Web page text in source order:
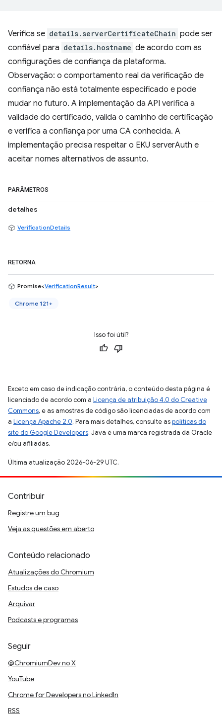
Verifica se details.serverCertificateChain pode ser
confiável para details.hostname de acordo com as
configurações de confiança da plataforma.
Observação: o comportamento real da verificação de
confiança não está totalmente especificado e pode
mudar no futuro. A implementação da API verifica a
validade do certificado, valida o caminho de certificação
e verifica a confiança por uma CA conhecida. A
implementação precisa respeitar o EKU serverAuth e
aceitar nomes alternativos de assunto.
PARÂMETROS
detalhes
VerificationDetails
RETORNA
Promise<VerificationResult>
Chrome 121+
Isso foi útil?
Exceto em caso de indicação contrária, o conteúdo desta página é
licenciado de acordo com a Licença de atribuição 4.0 do Creative
Commons, e as amostras de código são licenciadas de acordo com
a Licença Apache 2.0. Para mais detalhes, consulte aspolíticas do
site do Google Developers. Java é uma marca registrada da Oracle
e/ou afiliadas.
Última atualização 2026-06-29 UTC.
Contribuir
Registre um bug
Veja as questões em aberto
Conteúdo relacionado
Atualizações do Chromium
Estudos de caso
Arquivar
Podcasts e programas
Seguir
@ChromiumDev no X
YouTube
Chrome for Developers no LinkedIn
RSS